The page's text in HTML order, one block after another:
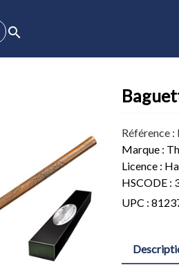
search
Référence
Marque :
Licence :
HSCODE :
UPC :